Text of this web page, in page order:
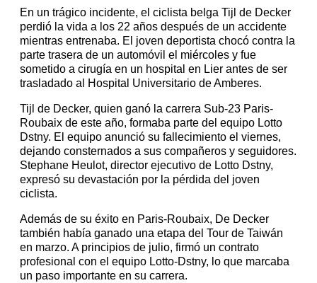
En un trágico incidente, el ciclista belga Tijl de Decker
perdió la vida a los 22 años después de un accidente
mientras entrenaba. El joven deportista chocó contra la
parte trasera de un automóvil el miércoles y fue
sometido a cirugía en un hospital en Lier antes de ser
trasladado al Hospital Universitario de Amberes.
Tijl de Decker, quien ganó la carrera Sub-23 Paris-
Roubaix de este año, formaba parte del equipo Lotto
Dstny. El equipo anunció su fallecimiento el viernes,
dejando consternados a sus compañeros y seguidores.
Stephane Heulot, director ejecutivo de Lotto Dstny,
expresó su devastación por la pérdida del joven
ciclista.
Además de su éxito en Paris-Roubaix, De Decker
también había ganado una etapa del Tour de Taiwán
en marzo. A principios de julio, firmó un contrato
profesional con el equipo Lotto-Dstny, lo que marcaba
un paso importante en su carrera.